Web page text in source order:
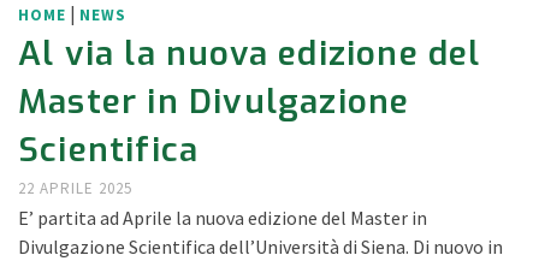
HOME | NEWS
Al via la nuova edizione del
Master in Divulgazione
Scientifica
22 APRILE 2025
E’ partita ad Aprile la nuova edizione del Master in
Divulgazione Scientifica dell’Università di Siena. Di nuovo in